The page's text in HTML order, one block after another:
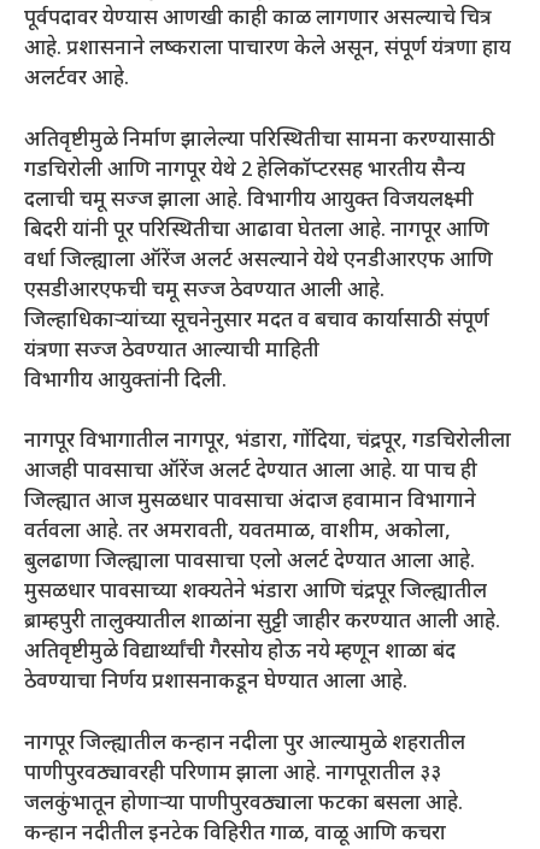
पूर्वपदावर येण्यास आणखी काही काळ लागणार असल्याचे चित्र
आहे. प्रशासनाने लष्कराला पाचारण केले असून, संपूर्ण यंत्रणा हाय
अलर्टवर आहे.
अतिवृष्टीमुळे निर्माण झालेल्या परिस्थितीचा सामना करण्यासाठी
गडचिरोली आणि नागपूर येथे 2 हेलिकॉप्टरसह भारतीय सैन्य
दलाची चमू सज्ज झाला आहे. विभागीय आयुक्त विजयलक्ष्मी
बिदरी यांनी पूर परिस्थितीचा आढावा घेतला आहे. नागपूर आणि
वर्धा जिल्ह्याला ऑरेंज अलर्ट असल्याने येथे एनडीआरएफ आणि
एसडीआरएफची चमू सज्ज ठेवण्यात आली आहे.
जिल्हाधिकाऱ्यांच्या सूचनेनुसार मदत व बचाव कार्यासाठी संपूर्ण
यंत्रणा सज्ज ठेवण्यात आल्याची माहिती
विभागीय आयुक्तांनी दिली.
नागपूर विभागातील नागपूर, भंडारा, गोंदिया, चंद्रपूर, गडचिरोलीला
आजही पावसाचा ऑरेंज अलर्ट देण्यात आला आहे. या पाच ही
जिल्ह्यात आज मुसळधार पावसाचा अंदाज हवामान विभागाने
वर्तवला आहे. तर अमरावती, यवतमाळ, वाशीम, अकोला,
बुलढाणा जिल्ह्याला पावसाचा एलो अलर्ट देण्यात आला आहे.
मुसळधार पावसाच्या शक्यतेने भंडारा आणि चंद्रपूर जिल्ह्यातील
ब्राम्हपुरी तालुक्यातील शाळांना सुट्टी जाहीर करण्यात आली आहे.
अतिवृष्टीमुळे विद्यार्थ्यांची गैरसोय होऊ नये म्हणून शाळा बंद
ठेवण्याचा निर्णय प्रशासनाकडून घेण्यात आला आहे.
नागपूर जिल्ह्यातील कन्हान नदीला पुर आल्यामुळे शहरातील
पाणीपुरवठ्यावरही परिणाम झाला आहे. नागपूरातील ३३
जलकुंभातून होणाऱ्या पाणीपुरवठ्याला फटका बसला आहे.
कन्हान नदीतील इनटेक विहिरीत गाळ, वाळू आणि कचरा